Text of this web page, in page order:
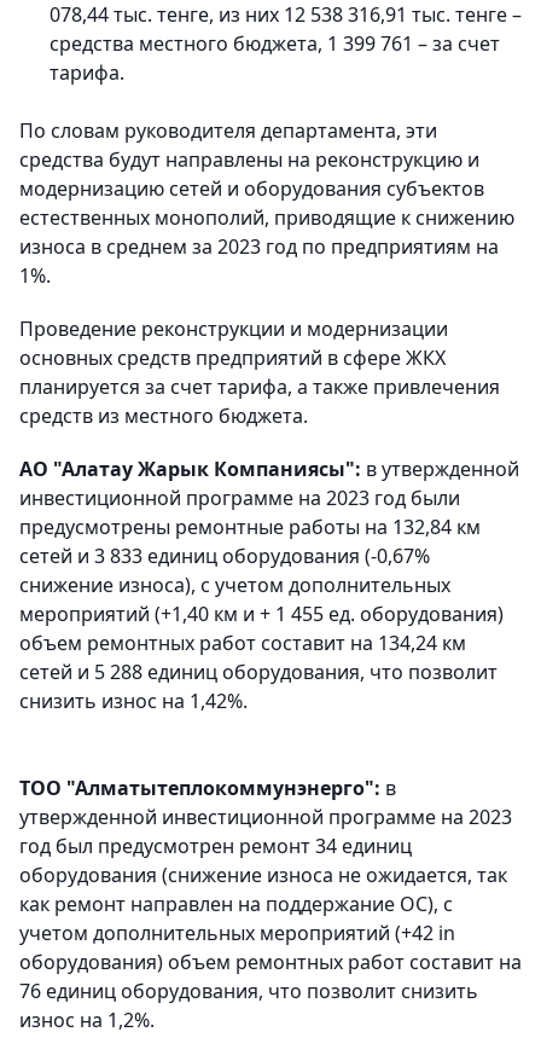
078,44 тыс. тенге, из них 12 538 316,91 тыс. тенге –
средства местного бюджета, 1 399 761 – за счет
тарифа.
По словам руководителя департамента, эти
средства будут направлены на реконструкцию и
модернизацию сетей и оборудования субъектов
естественных монополий, приводящие к снижению
износа в среднем за 2023 год по предприятиям на
1%.
Проведение реконструкции и модернизации
основных средств предприятий в сфере ЖКХ
планируется за счет тарифа, а также привлечения
средств из местного бюджета.
АО "Алатау Жарык Компаниясы": в утвержденной
инвестиционной программе на 2023 год были
предусмотрены ремонтные работы на 132,84 км
сетей и 3 833 единиц оборудования (-0,67%
снижение износа), с учетом дополнительных
мероприятий (+1,40 км и + 1 455 ед. оборудования)
объем ремонтных работ составит на 134,24 км
сетей и 5 288 единиц оборудования, что позволит
снизить износ на 1,42%.
ТОО "Алматытеплокоммунэнерго": в
утвержденной инвестиционной программе на 2023
год был предусмотрен ремонт 34 единиц
оборудования (снижение износа не ожидается, так
как ремонт направлен на поддержание ОС), с
учетом дополнительных мероприятий (+42 in
оборудования) объем ремонтных работ составит на
76 единиц оборудования, что позволит снизить
износ на 1,2%.